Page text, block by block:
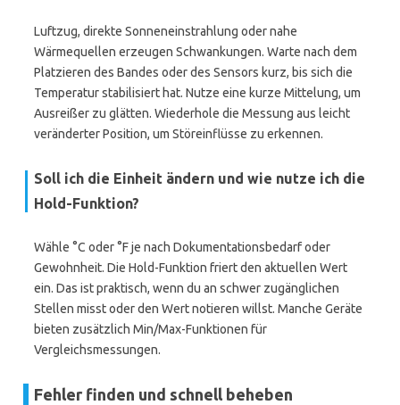
Luftzug, direkte Sonneneinstrahlung oder nahe
Wärmequellen erzeugen Schwankungen. Warte nach dem
Platzieren des Bandes oder des Sensors kurz, bis sich die
Temperatur stabilisiert hat. Nutze eine kurze Mittelung, um
Ausreißer zu glätten. Wiederhole die Messung aus leicht
veränderter Position, um Störeinflüsse zu erkennen.
Soll ich die Einheit ändern und wie nutze ich die
Hold-Funktion?
Wähle °C oder °F je nach Dokumentationsbedarf oder
Gewohnheit. Die Hold-Funktion friert den aktuellen Wert
ein. Das ist praktisch, wenn du an schwer zugänglichen
Stellen misst oder den Wert notieren willst. Manche Geräte
bieten zusätzlich Min/Max-Funktionen für
Vergleichsmessungen.
Fehler finden und schnell beheben